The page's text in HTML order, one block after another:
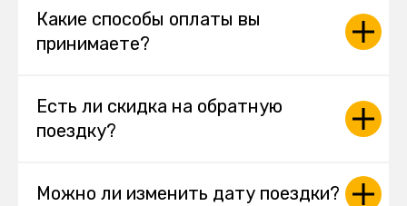
Какие способы оплаты вы
принимаете?
Есть ли скидка на обратную
поездку?
Можно ли изменить дату поездки?